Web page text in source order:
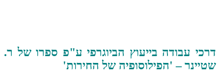
דרכי עבודה בייעוץ הביוגרפי ע"פ ספרו של ר.
שטיינר – 'הפילוסופיה של החירות'